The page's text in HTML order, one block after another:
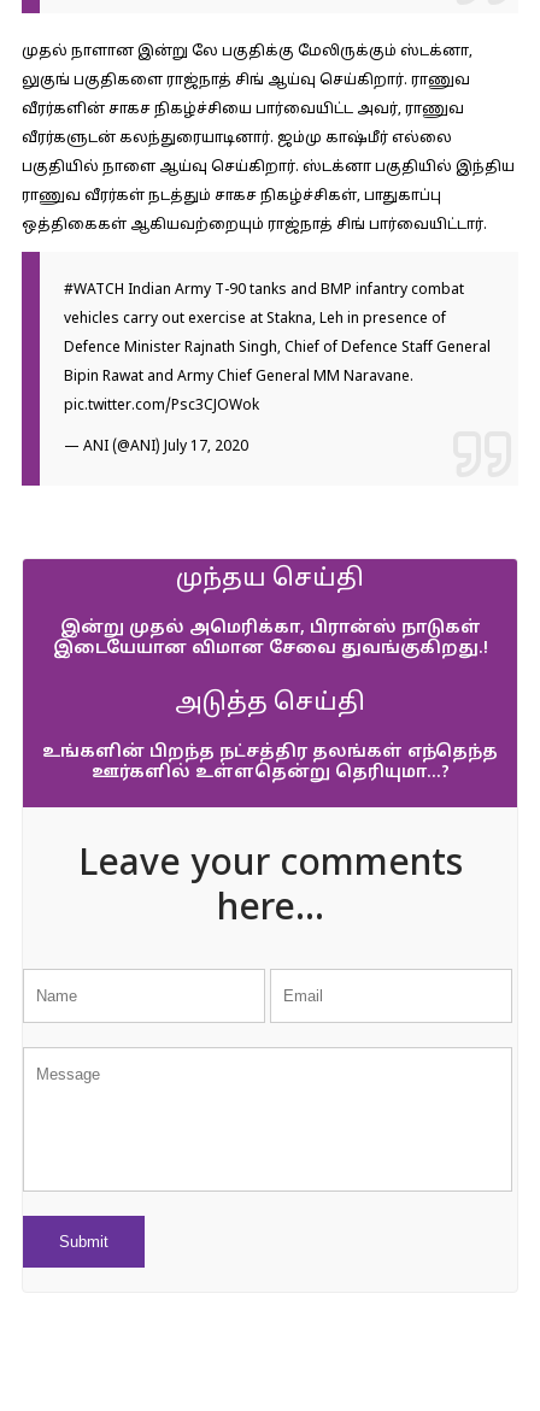
முதல் நாளான இன்று லே பகுதிக்கு மேலிருக்கும் ஸ்டக்னா,
லுகுங் பகுதிகளை ராஜ்நாத் சிங் ஆய்வு செய்கிறார். ராணுவ
வீரர்களின் சாகச நிகழ்ச்சியை பார்வையிட்ட அவர், ராணுவ
வீரர்களுடன் கலந்துரையாடினார். ஜம்மு காஷ்மீர் எல்லை
பகுதியில் நாளை ஆய்வு செய்கிறார். ஸ்டக்னா பகுதியில் இந்திய
ராணுவ வீரர்கள் நடத்தும் சாகச நிகழ்ச்சிகள், பாதுகாப்பு
ஒத்திகைகள் ஆகியவற்றையும் ராஜ்நாத் சிங் பார்வையிட்டார்.
#WATCH Indian Army T-90 tanks and BMP infantry combat
vehicles carry out exercise at Stakna, Leh in presence of
Defence Minister Rajnath Singh, Chief of Defence Staff General
Bipin Rawat and Army Chief General MM Naravane.
pic.twitter.com/Psc3CJOWok
— ANI (@ANI) July 17, 2020
முந்தய செய்தி
இன்று முதல் அமெரிக்கா, பிரான்ஸ் நாடுகள்
இடையேயான விமான சேவை துவங்குகிறது.!
அடுத்த செய்தி
உங்களின் பிறந்த நட்சத்திர தலங்கள் எந்தெந்த
ஊர்களில் உள்ளதென்று தெரியுமா…?
Leave your comments
here...